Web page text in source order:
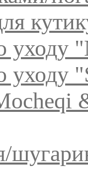
уходу
уходу